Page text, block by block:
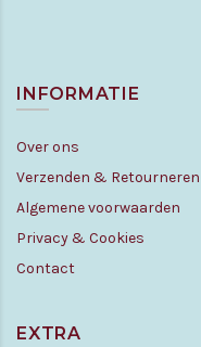
INFORMATIE
Over ons
Verzenden & Retourneren
Algemene voorwaarden
Privacy & Cookies
Contact
EXTRA